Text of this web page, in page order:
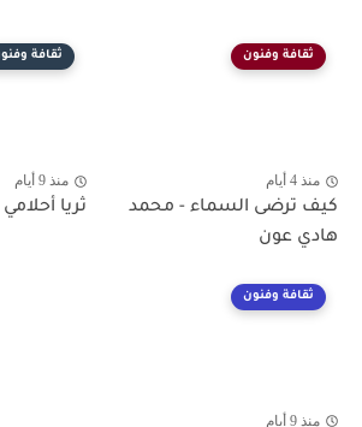
ثقافة وفنون
منذ 4 أيام
كيف ترضى السماء - محمد
هادي عون
ثقافة
منذ 9 أيام
ثريا
ثقافة وفنون
منذ 9 أيام